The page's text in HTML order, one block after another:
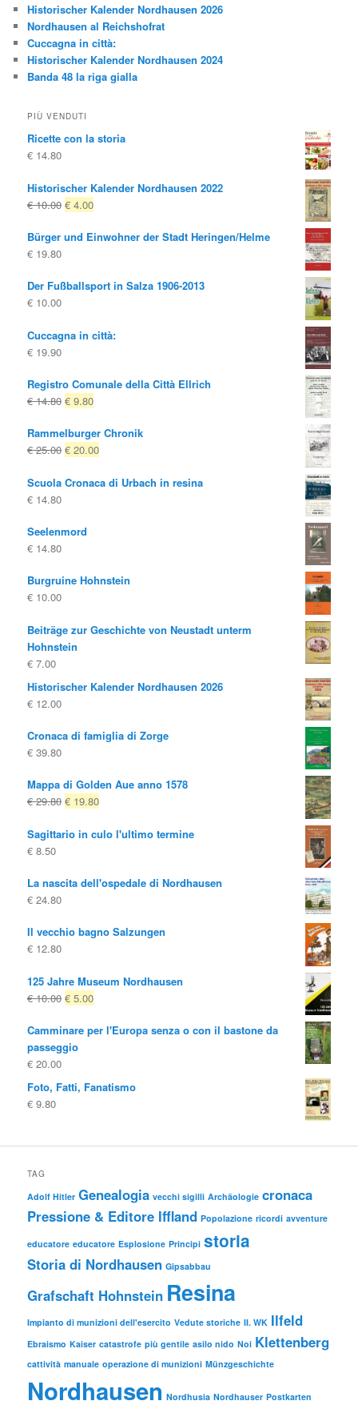
Historischer Kalender Nordhausen 2026
Nordhausen al Reichshofrat
Cuccagna in città:
Historischer Kalender Nordhausen 2024
Banda 48 la riga gialla
PIÙ VENDUTI
Ricette con la storia
€ 14.80
Historischer Kalender Nordhausen 2022
€10.00 Il
originale
€ 4.00Il
attuale
Bürger und Einwohner der Stadt Heringen/Helme
€ 19.80
Der Fußballsport in Salza 1906-2013
€ 10.00
Cuccagna in città:
€ 19.90
Registro Comunale della Città Ellrich
€14.80 Il
originale
era:
€ 9.80Il
attuale
è:
Rammelburger Chronik
€25.00 Il
originale
€ 20.00Il
attuale
Scuola Cronaca di Urbach in resina
€ 14.80
Seelenmord
€ 14.80
Burgruine Hohnstein
€ 10.00
Beiträge zur Geschichte von Neustadt unterm
Hohnstein
€ 7.00
Historischer Kalender Nordhausen 2026
€ 12.00
Cronaca di famiglia di Zorge
€ 39.80
Mappa di Golden Aue anno 1578
€29.80 Il
originale
€ 19.80Il
attuale
Sagittario in culo l'ultimo termine
€ 8.50
La nascita dell'ospedale di Nordhausen
€ 24.80
Il vecchio bagno Salzungen
€ 12.80
125 Jahre Museum Nordhausen
€10.00 Il
originale
era:
€ 5.00Il
attuale
Camminare per l'Europa senza o con il bastone da
passeggio
€ 20.00
Foto, Fatti, Fanatismo
€ 9.80
TAG
Adolf Hitler Genealogia vecchi sigilli Archäologie cronaca
Pressione & Editore Iffland Popolazione ricordi avventure
educatore educatore Esplosione Principi storia
Storia di Nordhausen Gipsabbau
Grafschaft Hohnstein Resina
Impianto di munizioni dell'esercito Vedute storiche II. WK Ilfeld
Ebraismo Kaiser catastrofe più gentile asilo nido Noi Klettenberg
cattività manuale operazione di munizioni Münzgeschichte
Nordhausen Nordhusia Nordhauser Postkarten